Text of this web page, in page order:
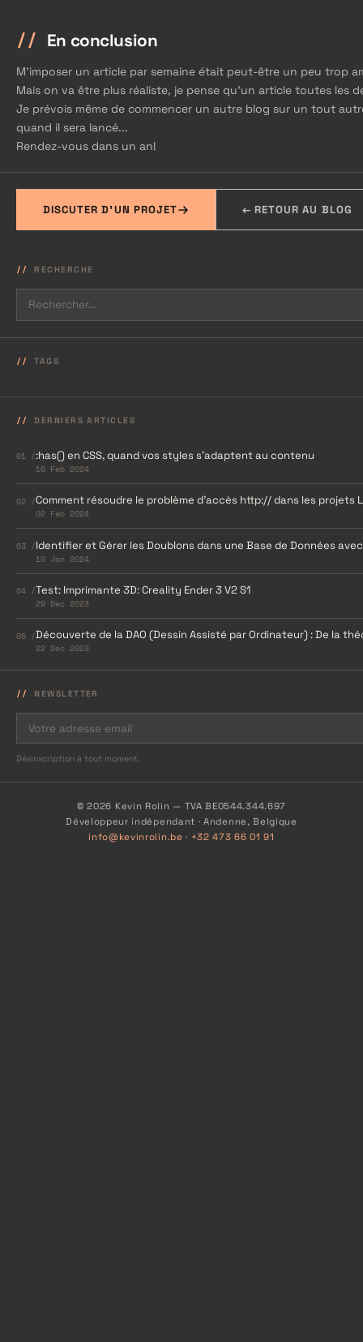
En conclusion
M’imposer un article par semaine était peut-être un peu trop
Mais on va être plus réaliste, je pense qu’un article toutes les
Je prévois même de commencer un autre blog sur un tout
quand il sera lancé...
Rendez-vous dans un an!
DISCUTER D'UN PROJET ← RETOUR AU BLOG
RECHERCHE
TAGS
DERNIERS ARTICLES
01 /:has() en CSS, quand vos styles s’adaptent au contenu
16 Feb 2024
02 /Comment résoudre le problème d’accès http:// dans les projets
02 Feb 2024
03 /Identifier et Gérer les Doublons dans une Base de Données avec
19 Jan 2024
04 /Test: Imprimante 3D: Creality Ender 3 V2 S1
29 Dec 2023
05 /Découverte de la DAO (Dessin Assisté par Ordinateur) : De la
22 Dec 2023
NEWSLETTER
Désinscription à tout moment.
© 2026 Kevin Rolin — TVA BE0544.344.697
Développeur indépendant · Andenne, Belgique
info@kevinrolin.be · +32 473 66 01 91